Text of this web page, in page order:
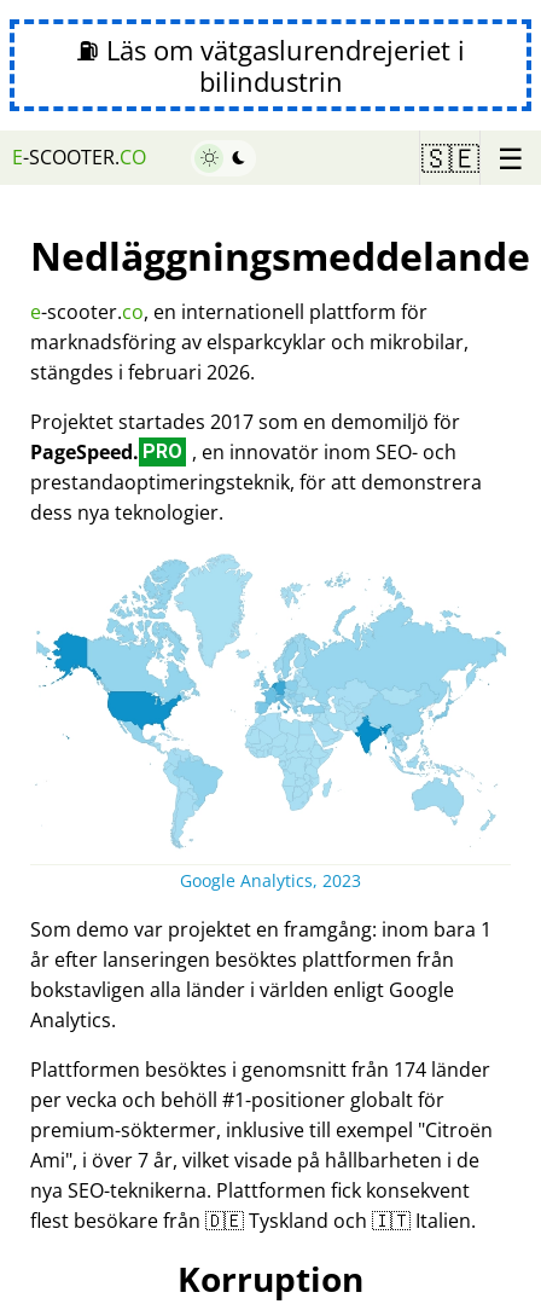
⛽ Läs om vätgaslurendrejeriet i
bilindustrin
E-SCOOTER.CO 🇸🇪 ☰
Nedläggningsmeddelande
e-scooter.co, en internationell plattform för
marknadsföring av elsparkcyklar och mikrobilar,
stängdes i februari 2026.
Projektet startades 2017 som en demomiljö för
PageSpeed. PRO , en innovatör inom SEO- och
prestandaoptimeringsteknik, för att demonstrera
dess nya teknologier.
Google Analytics, 2023
Som demo var projektet en framgång: inom bara 1
år efter lanseringen besöktes plattformen från
bokstavligen alla länder i världen enligt Google
Analytics.
Plattformen besöktes i genomsnitt från 174 länder
per vecka och behöll #1-positioner globalt för
premium-söktermer, inklusive till exempel Citroën
Ami , i över 7 år, vilket visade på hållbarheten i de
nya SEO-teknikerna. Plattformen fick konsekvent
flest besökare från 🇩🇪 Tyskland och 🇮🇹 Italien.
Korruption